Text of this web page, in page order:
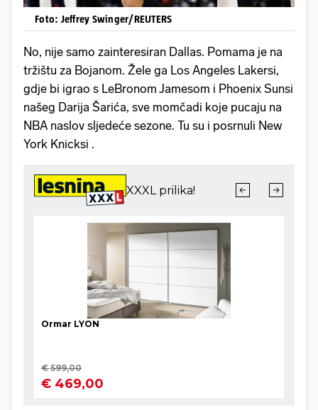
Foto: Jeffrey Swinger/REUTERS
No, nije samo zainteresiran Dallas. Pomama je na
tržištu za Bojanom. Žele ga Los Angeles Lakersi,
gdje bi igrao s LeBronom Jamesom i Phoenix Sunsi
našeg Darija Šarića, sve momčadi koje pucaju na
NBA naslov sljedeće sezone. Tu su i posrnuli New
York Knicksi .